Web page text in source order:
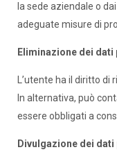
la sede aziendale o
adeguate misure di
Eliminazione dei dati
L’utente ha il diritto
In alternativa, può
essere obbligati a
Divulgazione dei